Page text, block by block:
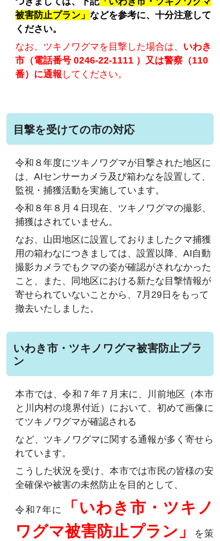
被害防止プラン」などを参考に、十分注意して
ください。
なお、ツキノワグマを目撃した場合は、 いわき
市（電話番号 0246-22-1111 ）又は警察（110
番）に通報 してください。
目撃を受けての市の対応
令和８年度にツキノワグマが目撃された地区に
は、AIセンサーカメラ及び箱わなを設置して、
監視・捕獲活動を実施しています。
令和８年８月４日現在、ツキノワグマの撮影、
捕獲はされていません。
なお、山田地区に設置しておりましたクマ捕獲
用の箱わなにつきましては、設置以降、AI自動
撮影カメラでもクマの姿が確認がされなかった
こと、また、同地区における新たな目撃情報が
寄せられていないことから、7月29日をもって
撤去いたしました。
いわき市・ツキノワグマ被害防止プラ
ン
本市では、令和７年７月末に、川前地区（本市
と川内村の境界付近）において、初めて画像に
てツキノワグマが確認される
など、ツキノワグマに関する通報が多く寄せら
れています。
こうした状況を受け、本市では市民の皆様の安
全確保や被害の未然防止を目的として、
令和7年に
「いわき市・ツキノ
ワグマ被害防止プラン」
を策